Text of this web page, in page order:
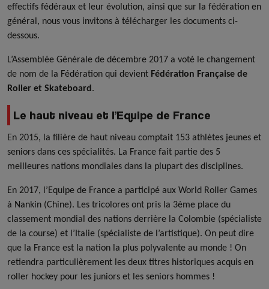
effectifs fédéraux et leur évolution, ainsi que sur la fédération en
général, nous vous invitons à télécharger les documents ci-
dessous.
L’Assemblée Générale de décembre 2017 a voté le changement
de nom de la Fédération qui devient Fédération Française de
Roller et Skateboard.
Le haut niveau et l’Equipe de France
En 2015, la filière de haut niveau comptait 153 athlètes jeunes et
seniors dans ces spécialités. La France fait partie des 5
meilleures nations mondiales dans la plupart des disciplines.
En 2017, l’Equipe de France a participé aux World Roller Games
à Nankin (Chine). Les tricolores ont pris la 3ème place du
classement mondial des nations derrière la Colombie (spécialiste
de la course) et l’Italie (spécialiste de l’artistique). On peut dire
que la France est la nation la plus polyvalente au monde ! On
retiendra particulièrement les deux titres historiques acquis en
roller hockey pour les juniors et les seniors hommes !